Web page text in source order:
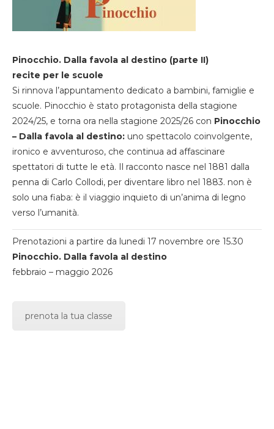
Pinocchio. Dalla favola al destino (parte II)
recite per le scuole
Si rinnova l’appuntamento dedicato a bambini, famiglie e
scuole. Pinocchio è stato protagonista della stagione
2024/25, e torna ora nella stagione 2025/26 con Pinocchio
– Dalla favola al destino: uno spettacolo coinvolgente,
ironico e avventuroso, che continua ad affascinare
spettatori di tutte le età. Il racconto nasce nel 1881 dalla
penna di Carlo Collodi, per diventare libro nel 1883. non è
solo una fiaba: è il viaggio inquieto di un’anima di legno
verso l’umanità.
Prenotazioni a partire da lunedi 17 novembre ore 15.30
Pinocchio. Dalla favola al destino
febbraio – maggio 2026
prenota la tua classe